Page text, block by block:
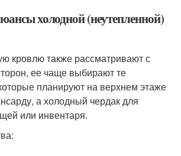
холодной (неутепленной)
кровлю также рассматривают с
ее чаще выбирают те
планируют на верхнем этаже
а холодный чердак для
или инвентаря.